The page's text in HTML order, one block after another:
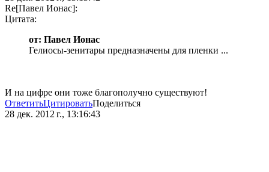
Re[Павел Ионас]:
Цитата:
от: Павел Ионас
Гелиосы-зенитары предназначены для пленки ...
И на цифре они тоже благополучно существуют!
ОтветитьЦитироватьПоделиться
28 дек. 2012 г., 13:16:43